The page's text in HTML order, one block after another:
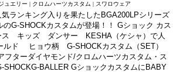
ュエリー | クロムハーツカスタム | スワロウェア
ランキング入りを果たしたBGA200LPシリーズ
のG-SHOCKカスタムが登場！！ Gショック カス
キッズ ダンサー KESHA（ケシャ）で人
ド ヒョウ柄 G-SHOCKカスタム（SET）
フターダイヤモンド/クロムハーツカスタム・ス
SHOCKG-BALLER GショックカスタムにBABY